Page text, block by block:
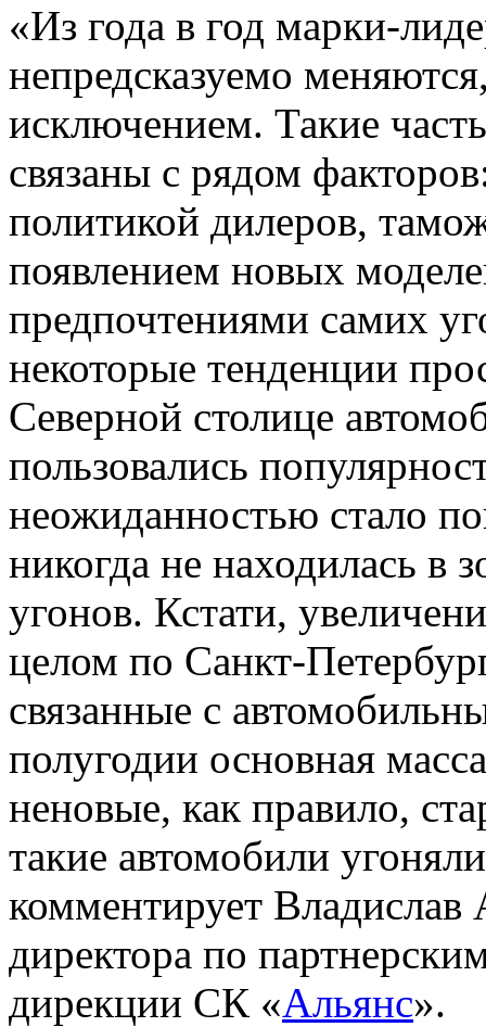
«Из года в год марки-
непредсказуемо
исключением. Такие
связаны с рядом
политикой дилеров,
появлением новых
предпочтениями самих
некоторые тенденции
Северной столице
пользовались
неожиданностью стало
никогда не находилась в
угонов. Кстати,
целом по Санкт-
связанные с
полугодии основная
неновые, как правило,
такие автомобили
комментирует Владислав
директора по
дирекции СК «Альянс».